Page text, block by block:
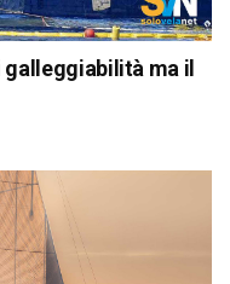
galleggiabilità ma il